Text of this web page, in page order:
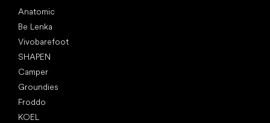
Anatomic
Be Lenka
Vivobarefoot
SHAPEN
Camper
Groundies
Froddo
KOEL